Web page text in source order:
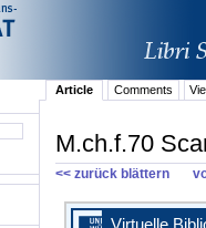
Article Comments
M.ch.f.70
<< zurück blättern